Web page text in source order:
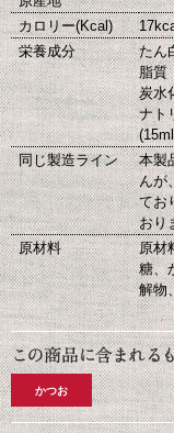
カロリー(Kcal)
栄養成分
たん
脂質
炭水
ナト
同じ製造ライン
本製
んが
てお
おり
原材料
原材
糖、
解物
かつお